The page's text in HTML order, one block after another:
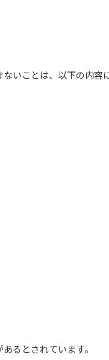
いことは、以下の内容
るとされています。